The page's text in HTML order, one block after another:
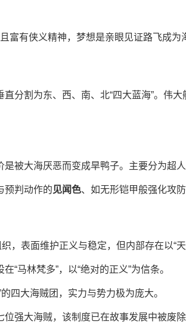
富有侠义精神，梦想是亲眼见证路飞成为
直分割为东、西、南、北“四大蓝海”。伟
被大海厌恶而变成旱鸭子。主要分为超
预判动作的见闻色、如无形铠甲般强化攻
，表面维护正义与稳定，但内部存在以“天
“马林梵多”，以“绝对的正义”为信条。
四大海贼团，实力与势力极为庞大。
强大海贼，该制度已在故事发展中被废除